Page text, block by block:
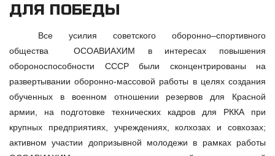
ДЛЯ ПОБЕДЫ
Все усилия советского оборонно–спортивного
общества ОСОАВИАХИМ в интересах повышения
обороноспособности СССР были сконцентрированы на
развертывании оборонно-массовой работы в целях создания
обученных в военном отношении резервов для Красной
армии, на подготовке технических кадров для РККА при
крупных предприятиях, учреждениях, колхозах и совхозах;
активном участии допризывной молодежи в рамках работы